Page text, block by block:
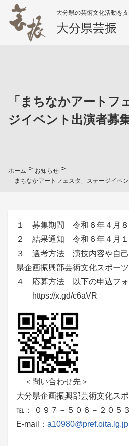
大分県の芸術文化活動を
大分県芸振
「まちなかアートフ
ジイベント出演者募
ホーム > お知らせ >
１ 募集期間 令和６年４月８
２ 結果通知 令和６年４月１
３ 選考方法 演技内容や自己
県企画振興部芸術文化スポー
４ 応募方法 以下の申込フォ
https://x.gd/c6aVR
＜問い合わせ先＞
大分県企画振興部芸術文化ス
℡： ０９７－５０６－２０５３
E-mail： a10980@pref.oita.lg.jp